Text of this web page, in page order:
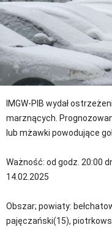
IMGW-PIB wydał
marznących.
lub mżawki powodujące
Ważność: od godz. 20:00
14.02.2025
Obszar; powiaty:
pajęczański(15),